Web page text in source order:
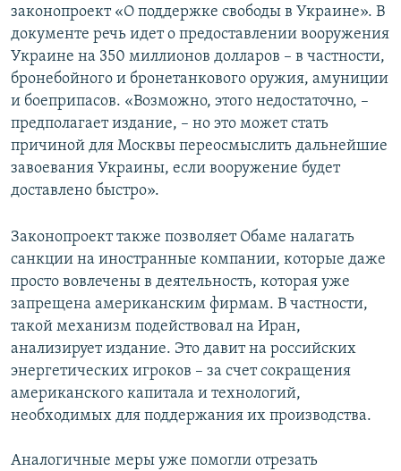
законопроект «О поддержке свободы в Украине». В
документе речь идет о предоставлении вооружения
Украине на 350 миллионов долларов – в частности,
бронебойного и бронетанкового оружия, амуниции
и боеприпасов. «Возможно, этого недостаточно, –
предполагает издание, – но это может стать
причиной для Москвы переосмыслить дальнейшие
завоевания Украины, если вооружение будет
доставлено быстро».
Законопроект также позволяет Обаме налагать
санкции на иностранные компании, которые даже
просто вовлечены в деятельность, которая уже
запрещена американским фирмам. В частности,
такой механизм подействовал на Иран,
анализирует издание. Это давит на российских
энергетических игроков – за счет сокращения
американского капитала и технологий,
необходимых для поддержания их производства.
Аналогичные меры уже помогли отрезать